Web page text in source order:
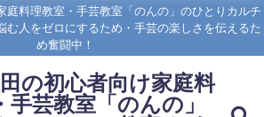
庭料理教室・手芸教室「のんの」のひとりカルチ
む人をゼロにするため・手芸の楽しさを伝えるた
め奮闘中！
の初心者向け家庭料
手芸教室「のんの」